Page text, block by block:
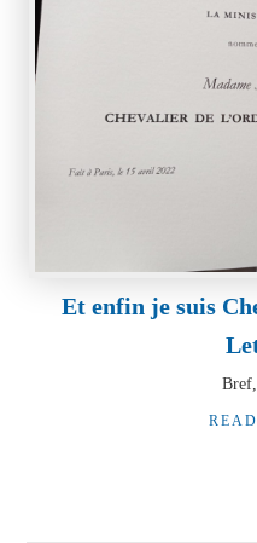
Et enfin je suis